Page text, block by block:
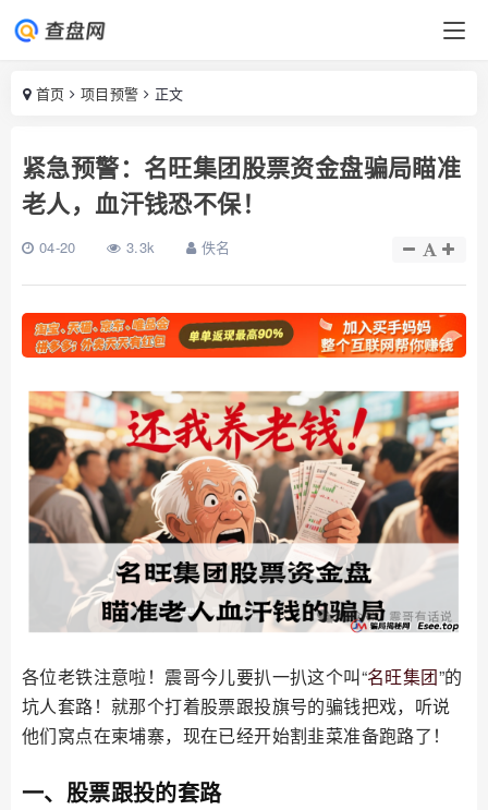
首页 项目预警 正文
紧急预警：名旺集团股票资金盘骗局瞄准
老人，血汗钱恐不保！
04-20 3.3k 佚名
各位老铁注意啦！震哥今儿要扒一扒这个叫“名旺集团”的
坑人套路！就那个打着股票跟投旗号的骗钱把戏，听说
他们窝点在柬埔寨，现在已经开始割韭菜准备跑路了！
一、股票跟投的套路